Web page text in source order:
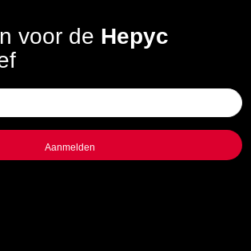
voor de Hepyc